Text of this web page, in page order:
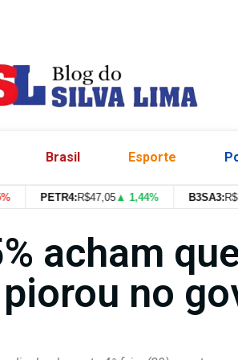
Brasil Esporte
PETR4:R$47,05▲ 1,44% B3SA3:R$----
acham
no